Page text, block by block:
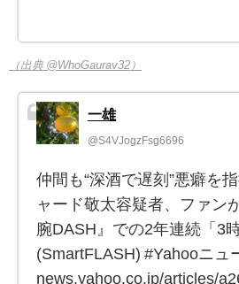
（出典 @WhoGaurav32）
一雄
@S4VJogzFsg6696
仲間も“深酒で遅刻”悪癖を
ャード敬太容疑者、ファン
腕DASH』での2年連続「3
(SmartFLASH) #Yahooニュ
news.yahoo.co.jp/articles/